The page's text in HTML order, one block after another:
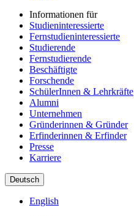
Informationen für
Studieninteressierte
Fernstudieninteressierte
Studierende
Fernstudierende
Beschäftigte
Forschende
SchülerInnen & Lehrkräfte
Alumni
Unternehmen
Gründerinnen & Gründer
Erfinderinnen & Erfinder
Presse
Karriere
Deutsch
English